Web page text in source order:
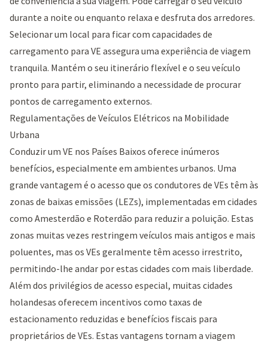
durante a noite ou enquanto relaxa e desfruta dos arredores.
Selecionar um local para ficar com capacidades de
carregamento para VE assegura uma experiência de viagem
tranquila. Mantém o seu itinerário flexível e o seu veículo
pronto para partir, eliminando a necessidade de procurar
pontos de carregamento externos.
Regulamentações de Veículos Elétricos na Mobilidade
Urbana
Conduzir um VE nos Países Baixos oferece inúmeros
benefícios, especialmente em ambientes urbanos. Uma
grande vantagem é o acesso que os condutores de VEs têm às
zonas de baixas emissões (LEZs), implementadas em cidades
como Amesterdão e Roterdão para reduzir a poluição. Estas
zonas muitas vezes restringem veículos mais antigos e mais
poluentes, mas os VEs geralmente têm acesso irrestrito,
permitindo-lhe andar por estas cidades com mais liberdade.
Além dos privilégios de acesso especial, muitas cidades
holandesas oferecem incentivos como taxas de
estacionamento reduzidas e benefícios fiscais para
proprietários de VEs. Estas vantagens tornam a viagem